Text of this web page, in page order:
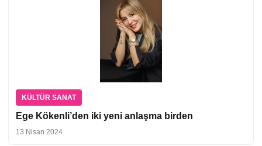
KÜLTÜR SANAT
Ege Kökenli’den iki yeni anlaşma birden
13 Nisan 2024